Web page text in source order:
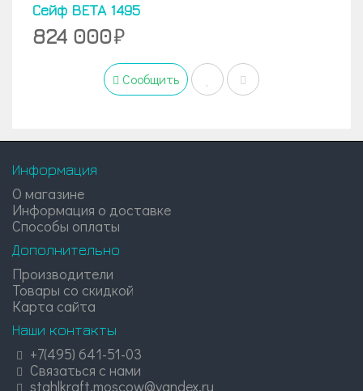
Сейф BETA 1495
824 000
Сообщить
Информация
О магазине
Информация о доставке
Способы оплаты
Дополнительно
Производители
Товары со скидкой
Карта сайта
Наши контакты
+7(495) 641-51-03
Связаться с нами
stahlkraft.moscow@yandex.ru